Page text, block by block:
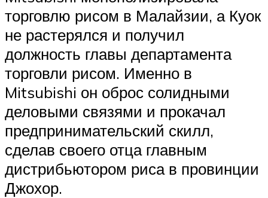
торговлю рисом в Малайзии, а Куок
не растерялся и получил
должность главы департамента
торговли рисом. Именно в
Mitsubishi он оброс солидными
деловыми связями и прокачал
предпринимательский скилл,
сделав своего отца главным
дистрибьютором риса в провинции
Джохор.